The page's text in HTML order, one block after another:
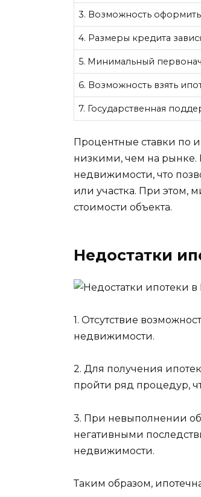
3. Возможность
4. Размеры кредита
5. Минимальный
6. Возможность взять
7. Государственная
Процентные ставки по
низкими, чем на рынке.
недвижимости, что
или участка. При этом,
стоимости объекта.
Недостатки
1. Отсутствие
недвижимости.
2. Для получения
пройти ряд процедур,
3. При невыполнении
негативными
недвижимости.
Таким образом,